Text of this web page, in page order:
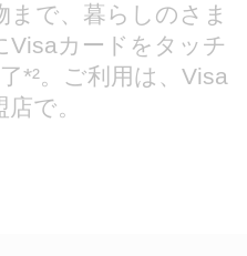
で、暮らしのさま
Visaカードをタッチ
*²。ご利用は、Visa
で。